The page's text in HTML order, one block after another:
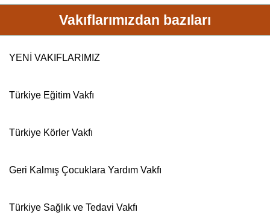
Vakıflarımızdan bazıları
YENİ VAKIFLARIMIZ
TürkiyeEğitim Vakfı
TürkiyeKörler Vakfı
Geri Kalmış Çocuklara Yardım Vakfı
TürkiyeSağlık ve Tedavi Vakfı